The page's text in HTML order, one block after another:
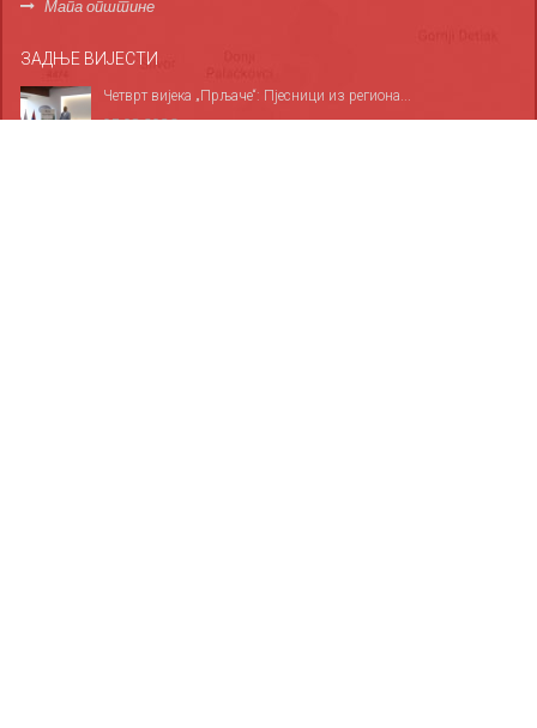
Мапа општине
ЗАДЊЕ ВИЈЕСТИ
Четврт вијека „Прљаче“: Пјесници из региона...
07.08.2026